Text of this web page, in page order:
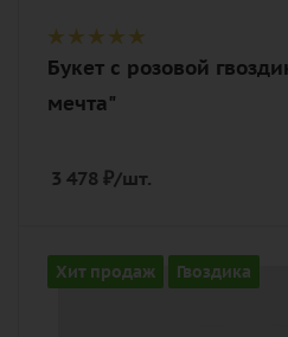
Букет с розовой
мечта"
3 478 ₽/шт.
Хит продаж Гвоздика
Количество
51